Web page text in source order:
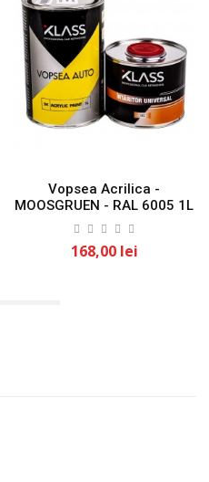
Vopsea Acrilica -
MOOSGRUEN - RAL 6005 1L
KLASS
168,00 lei